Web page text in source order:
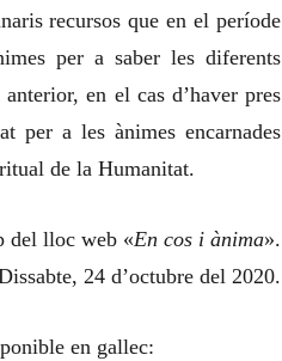
recursos que en el període
per a saber les diferents
en el cas d’haver pres
per a les ànimes encarnades
de la Humanitat.
del lloc web «En cos i ànima».
24 d’octubre del 2020.
en gallec: